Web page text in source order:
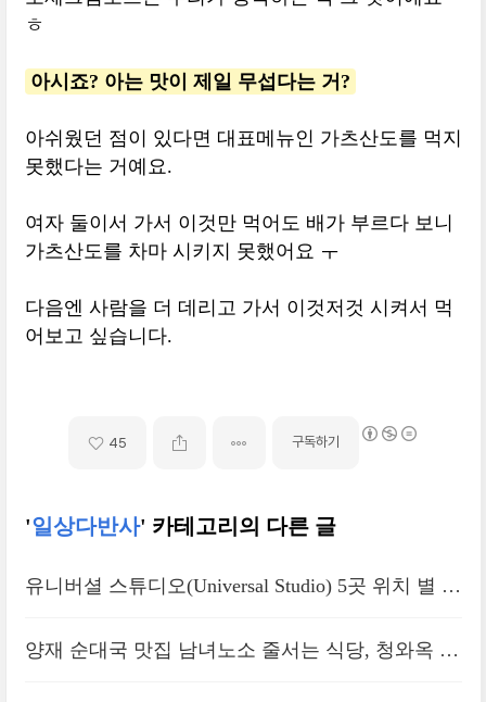
ㅎ
아시죠? 아는 맛이 제일 무섭다는 거?
아쉬웠던 점이 있다면 대표메뉴인 가츠산도를 먹지
못했다는 거예요.
여자 둘이서 가서 이것만 먹어도 배가 부르다 보니
가츠산도를 차마 시키지 못했어요 ㅜ
다음엔 사람을 더 데리고 가서 이것저것 시켜서 먹
어보고 싶습니다.
45 구독하기
'일상다반사' 카테고리의 다른 글
유니버셜 스튜디오(Universal Studio) 5곳 위치 별 비
양재 순대국 맛집 남녀노소 줄서는 식당, 청와옥 양